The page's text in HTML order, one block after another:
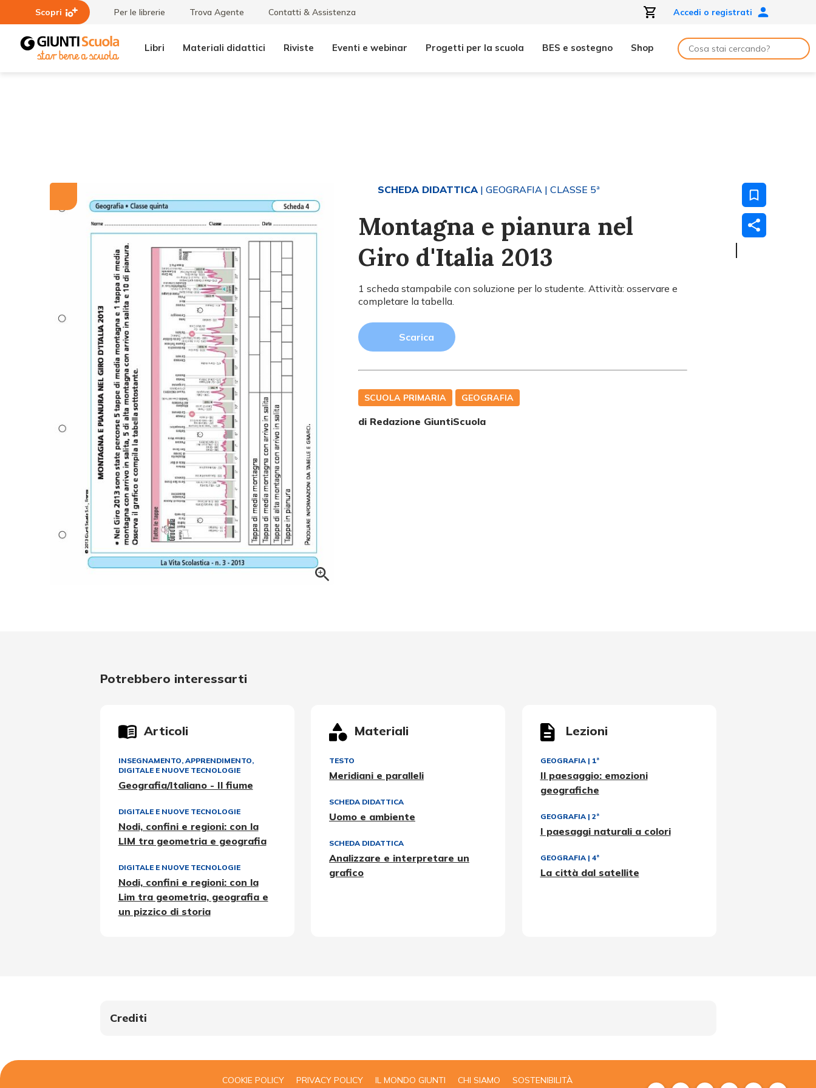
Scopri Per le librerie Trova Agente Contatti & Assistenza Accedi o registrati
Libri Materiali didattici Riviste Eventi e webinar Progetti per la scuola BES e sostegno Shop
SCHEDA DIDATTICA| GEOGRAFIA | CLASSE 5ª
Montagna e pianura nel
Giro d'Italia 2013
1 scheda stampabile con soluzione per lo studente. Attività: osservare e
completare la tabella.
Scarica
SCUOLA PRIMARIA GEOGRAFIA
di Redazione GiuntiScuola
Potrebbero interessarti
Articoli
INSEGNAMENTO, APPRENDIMENTO,
DIGITALE E NUOVE TECNOLOGIE
Geografia/Italiano - Il fiume
DIGITALE E NUOVE TECNOLOGIE
Nodi, confini e regioni: con la
LIM tra geometria e geografia
DIGITALE E NUOVE TECNOLOGIE
Nodi, confini e regioni: con la
Lim tra geometria, geografia e
un pizzico di storia
Materiali
TESTO
Meridiani e paralleli
SCHEDA DIDATTICA
Uomo e ambiente
SCHEDA DIDATTICA
Analizzare e interpretare un
grafico
Lezioni
GEOGRAFIA| 1ª
Il paesaggio: emozioni
geografiche
GEOGRAFIA| 2ª
I paesaggi naturali a colori
GEOGRAFIA| 4ª
La città dal satellite
Crediti
COOKIE POLICY PRIVACY POLICY IL MONDO GIUNTI CHI SIAMO SOSTENIBILITÀ